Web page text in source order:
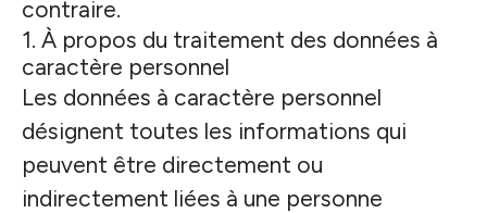
contraire.
1. À propos du traitement des données à
caractère personnel
Les données à caractère personnel
désignent toutes les informations qui
peuvent être directement ou
indirectement liées à une personne